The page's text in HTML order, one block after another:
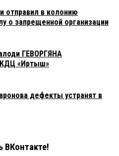
отправил в колонию
запрещенной организации
ГЕВОРГЯНА
КДЦ «Иртыш»
дефекты устранят в
ВКонтакте!